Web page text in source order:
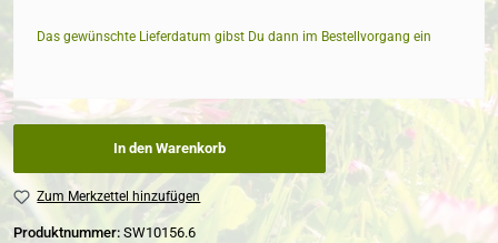
Das gewünschte Lieferdatum gibst Du dann im Bestellvorgang ein
In den Warenkorb
Zum Merkzettel hinzufügen
Produktnummer: SW10156.6